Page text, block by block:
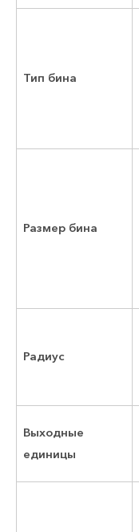
Тип бина
Размер бина
Радиус
Выходные
единицы